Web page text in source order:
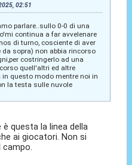
02:51
parlare..sullo 0-0 di una
continua a far avvelenare
di turno, cosciente di aver
sopra) non abbia rincorso
costringerlo ad una
quell'altri ed altre
questo modo mentre noi in
la testa sulle nuvole
questa la linea della
ai giocatori. Non si